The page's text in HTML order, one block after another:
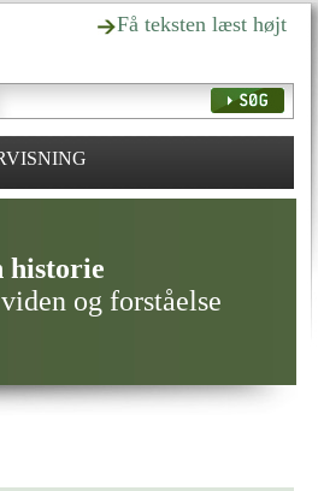
Få teksten læst højt
historie
og forståelse